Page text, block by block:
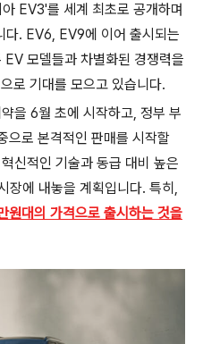
EV3'를 세계 최초로 공개하며
다. EV6, EV9에 이어 출시되는
모델들과 차별화된 경쟁력을
로 기대를 모으고 있습니다.
을 6월 초에 시작하고, 정부 부
으로 본격적인 판매를 시작할
신적인 기술과 동급 대비 높은
장에 내놓을 계획입니다. 특히,
원대의 가격으로 출시하는 것을